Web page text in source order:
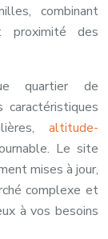
combinant
proximité des
quartier de
caractéristiques
altitude-
Le site
mises à jour,
complexe et
à vos besoins